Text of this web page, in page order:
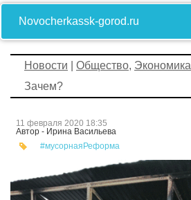
Novocherkassk-gorod.ru
Новости Общество, Экономика
Зачем?
11 февраля 2020 18:35
Автор - Ирина Васильева
#мусорнаяРеформа